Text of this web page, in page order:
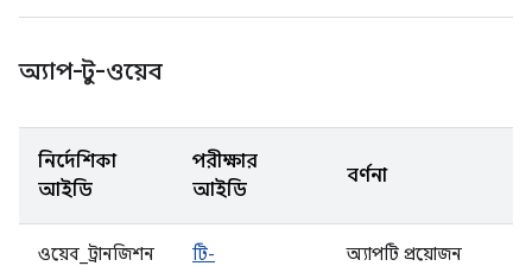
অ্যাপ-টু-ওয়েব
নির্দেশিকা
আইডি
পরীক্ষার
আইডি
বর্ণনা
ওয়েব_ট্রানজিশন
টি-
অ্যাপটি প্রয়োজন